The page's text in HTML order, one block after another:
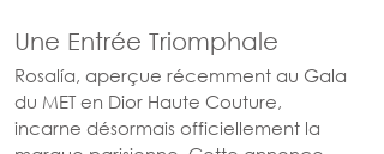
Une Entrée Triomphale
Rosalía, aperçue récemment au Gala
du MET en Dior Haute Couture,
incarne désormais officiellement la